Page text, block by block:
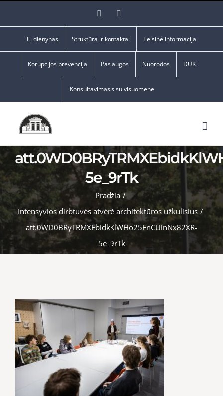
Facebook
E. dienynas Struktūra ir kontaktai Teisinė informacija
Korupcijos prevencija Paslaugos Nuorodos DUK
Konsultavimasis su visuomene
5e_9rTk
Pradžia /
Intensyvios dirbtuvės atvėrė architektūros užkulisius /
att.0WD0BRyTRMXEbidkKlWHo25FnCUinNx82XR-
5e_9rTk